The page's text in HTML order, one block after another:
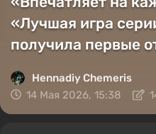
«Лучшая игра
получила первые
Hennadiy Chemеris
14 Мая 2026, 15:38